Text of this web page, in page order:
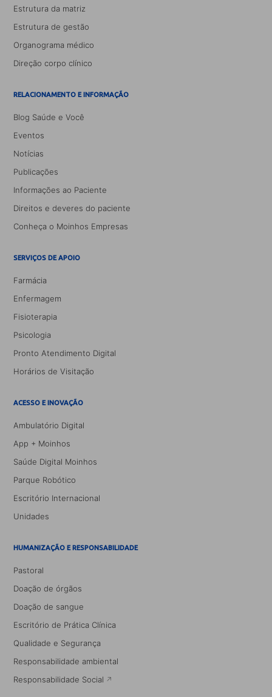
Estrutura da matriz
Estrutura de gestão
Organograma médico
Direção corpo clínico
RELACIONAMENTO E INFORMAÇÃO
Blog Saúde e Você
Eventos
Notícias
Publicações
Informações ao Paciente
Direitos e deveres do paciente
Conheça o Moinhos Empresas
SERVIÇOS DE APOIO
Farmácia
Enfermagem
Fisioterapia
Psicologia
Pronto Atendimento Digital
Horários de Visitação
ACESSO E INOVAÇÃO
Ambulatório Digital
App + Moinhos
Saúde Digital Moinhos
Parque Robótico
Escritório Internacional
Unidades
HUMANIZAÇÃO E RESPONSABILIDADE
Pastoral
Doação de órgãos
Doação de sangue
Escritório de Prática Clínica
Qualidade e Segurança
Responsabilidade ambiental
Responsabilidade Social